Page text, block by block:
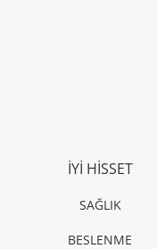
İYİ HİSSET
SAĞLIK
BESLENME